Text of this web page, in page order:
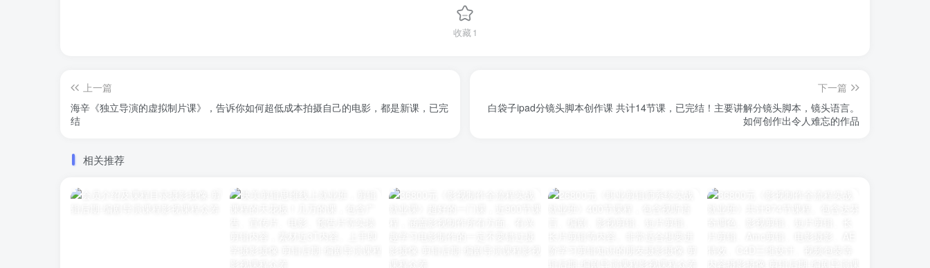
收藏1
上一篇
海辛《独立导演的虚拟制片课》，告诉你如何超低成本拍摄自己的电影，都是新课，已完
结
下一篇
白袋子ipad分镜头脚本创作课 共计14节课，已完结！主要讲解分镜头脚本，镜头语言。
如何创作出令人难忘的作品
相关推荐